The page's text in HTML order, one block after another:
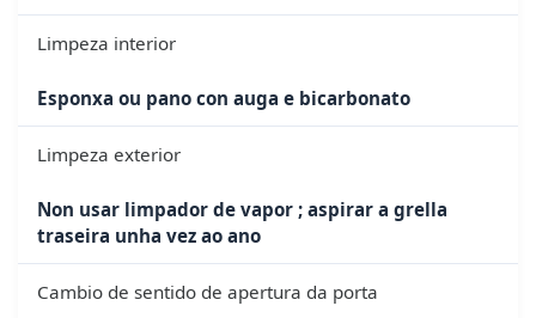
Limpeza interior
Esponxa ou pano con auga e bicarbonato
Limpeza exterior
Non usar limpador de vapor ; aspirar a grella
traseira unha vez ao ano
Cambio de sentido de apertura da porta